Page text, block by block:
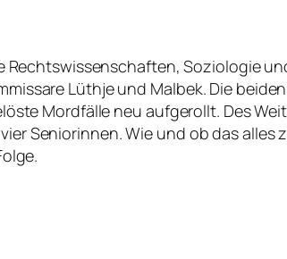
Rechtswissenschaften, Soziologie
Lüthje und Malbek. Die
Mordfälle neu aufgerollt. Des
Seniorinnen. Wie und ob das